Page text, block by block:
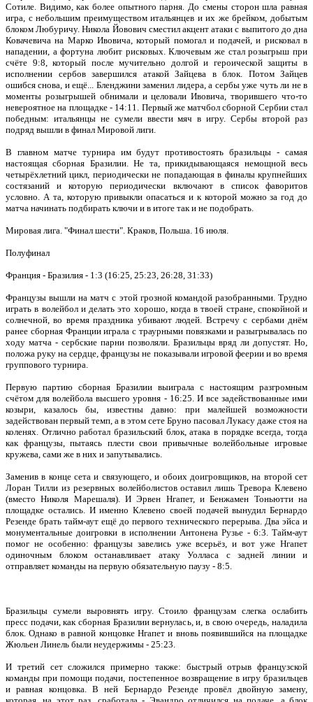
Сотиле. Видимо, как более опытного парня. До смены сторон шла равная
игра, с небольшим преимуществом итальянцев и их же брейком, добытым
блоком Любуричу. Никола Йовович сместил акцент атаки с выпитого до дна
Ковачевича на Марко Ивовича, который помогал и подачей, и рисковал в
нападении, а фортуна любит рисковых. Ключевым же стал розыгрыш при
счёте 9:8, который после мучительно долгой и героической защиты в
исполнении сербов завершился атакой Зайцева в блок. Потом Зайцев
ошибся снова, и ещё... Бленджини заменил лидера, а сербы уже чуть ли не в
моменты розыгрышей обнимали и целовали Ивовича, творившего что-то
невероятное на площадке - 14:11. Первый же матчбол сборной Сербии стал
победным: итальянцы не сумели ввести мяч в игру. Сербы второй раз
подряд вышли в финал Мировой лиги.
В главном матче турнира им будут противостоять бразильцы - самая
настоящая сборная Бразилии. Не та, прикидывающаяся немощной весь
четырёхлетний цикл, периодически не попадающая в финалы крупнейших
состязаний и которую периодически включают в список фаворитов
условно. А та, которую привыкли опасаться и к которой можно за год до
матча начинать подбирать ключи и в итоге так и не подобрать.
Мировая лига. "Финал шести". Краков, Польша. 16 июля.
Полуфинал
Франция - Бразилия - 1:3 (16:25, 25:23, 26:28, 31:33)
Французы вышли на матч с этой грозной командой разобранными. Трудно
играть в волейбол и делать это хорошо, когда в твоей стране, спокойной и
солнечной, во время праздника убивают людей. Встречу с сербами днём
ранее сборная Франции играла с траурными повязками и разыгрывалась по
ходу матча - сербские парни позволяли. Бразильцы вряд ли допустят. Но,
положа руку на сердце, французы не показывали игровой феерии и во время
группового турнира.
Первую партию сборная Бразилии выиграла с настоящим разгромным
счётом для волейбола высшего уровня - 16:25. И все задействованные ими
козыри, казалось бы, известны давно: при малейшей возможности
задействован первый темп, а в этом сете Бруно пасовал Лукасу даже стоя на
коленях. Отлично работал бразильский блок, атака в порядке всегда, тогда
как французы, пытаясь плести свои привычные волейбольные игровые
кружева, сами же в них и запутывались.
Заменив в конце сета и связующего, и обоих доигровщиков, на второй сет
Лоран Тилли из резервных волейболистов оставил лишь Тревора Клевено
(вместо Николя Марешаля). И Эрвен Нгапет, и Бенжамен Тоньютти на
площадке остались. И именно Клевено своей подачей вынудил Бернардо
Резенде брать тайм-аут ещё до первого технического перерыва. Два эйса и
монументальные доигровки в исполнении Антонена Рузье - 6:3. Тайм-аут
помог не особенно: французы завелись уже всерьёз, и вот уже Нгапет
одиночным блоком останавливает атаку Уолласа с задней линии и
отправляет команды на первую обязательную паузу - 8:5.
Бразильцы сумели выровнять игру. Стоило французам слегка ослабить
пресс подачи, как сборная Бразилии вернулась, и, в свою очередь, наладила
блок. Однако в равной концовке Нгапет и вновь появившийся на площадке
Жюльен Линель были неудержимы - 25:23.
И третий сет сложился примерно также: быстрый отрыв французской
команды при помощи подачи, постепенное возвращение в игру бразильцев
и равная концовка. В ней Бернардо Резенде провёл двойную замену,